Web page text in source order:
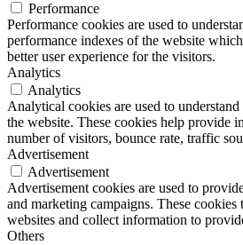
Performance
Performance cookies are used to
performance indexes of the website
better user experience for the visitors.
Analytics
Analytics
Analytical cookies are used to
the website. These cookies help provide
number of visitors, bounce rate, traffic
Advertisement
Advertisement
Advertisement cookies are used to
and marketing campaigns. These cookies
websites and collect information to
Others